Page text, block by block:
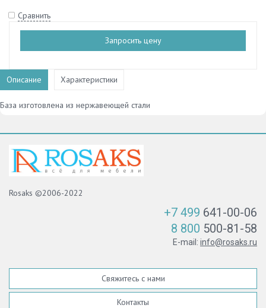
Сравнить
Запросить цену
Описание Характеристики
База изготовлена из нержавеющей стали
Rosaks ©2006-2022
+7 499 641-00-06
8 800 500-81-58
E-mail: info@rosaks.ru
Свяжитесь с нами
Контакты